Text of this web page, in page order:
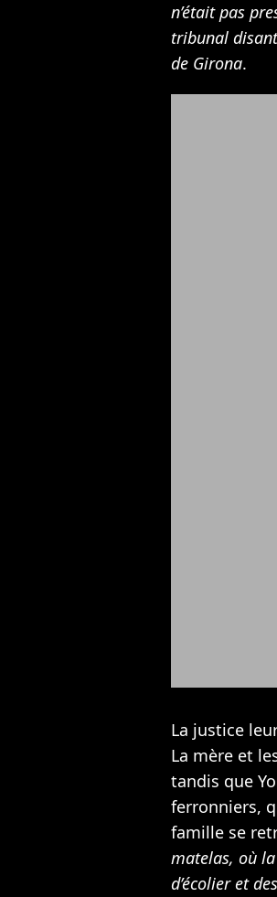
n’était pas
tribunal
de Girona.
La justice
La mère et
tandis que
ferronniers,
famille se
matelas, où
d’écolier et